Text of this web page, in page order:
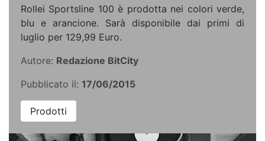
Rollei Sportsline 100 è prodotta nei colori verde,
blu e arancione. Sarà disponibile dai primi di
luglio per 129,99 Euro.
Autore: Redazione BitCity
Pubblicato il: 17/06/2015
Prodotti